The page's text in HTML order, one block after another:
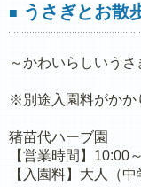
■ うさぎとお散
～かわいらしいう
※別途入園料がかか
猪苗代ハーブ園
【営業時間】10:00
【入園料】大人（